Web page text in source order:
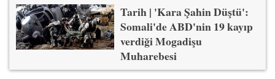
Tarih | 'Kara Şahin Düştü':
Somali'de ABD'nin 19 kayıp
verdiği Mogadişu
Muharebesi